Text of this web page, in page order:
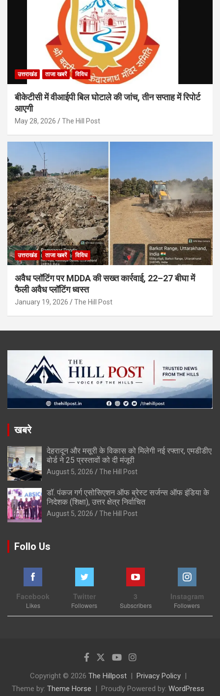
उत्तराखंड ताजा खबरें विविध
बीकेटीसी में वीआईपी बिल घोटाले की जांच, तीन सप्ताह में रिपोर्ट
आएगी
May 28, 2026 The Hill Post
उत्तराखंड ताजा खबरें विविध
अवैध प्लॉटिंग पर MDDA की सख्त कार्रवाई, 22–27 बीघा में
फैली अवैध प्लॉटिंग ध्वस्त
January 19, 2026 The Hill Post
खबरे
देहरादून और मसूरी के विकास को मिलेगी नई रफ्तार, एमडीडीए
बोर्ड ने 25 प्रस्तावों को दी मंजूरी
August 5, 2026 The Hill Post
डॉ. पंकज गर्ग एसोसिएशन ऑफ ब्रेस्ट सर्जन्स ऑफ इंडिया के
निदेशक (शिक्षा), उत्तर क्षेत्र निर्वाचित
August 5, 2026 The Hill Post
Follo Us
Facebook
Likes
Twitter
Followers
3
Subscribers
Instagram
Followers
Copyright © 2026 The Hillpost
Privacy Policy
Theme by: Theme Horse Proudly Powered by: WordPress